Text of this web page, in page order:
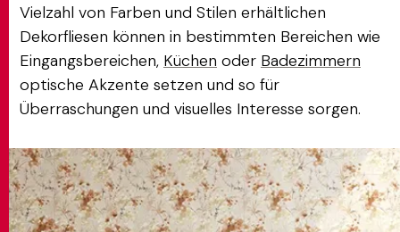
Vielzahl von Farben und Stilen erhältlichen
Dekorfliesen können in bestimmten Bereichen wie
Eingangsbereichen, Küchen oder Badezimmern
optische Akzente setzen und so für
Überraschungen und visuelles Interesse sorgen.